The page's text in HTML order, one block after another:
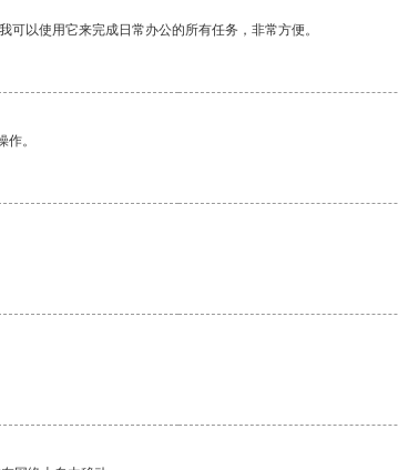
以使用它来完成日常办公的所有任务，非常方便。
。